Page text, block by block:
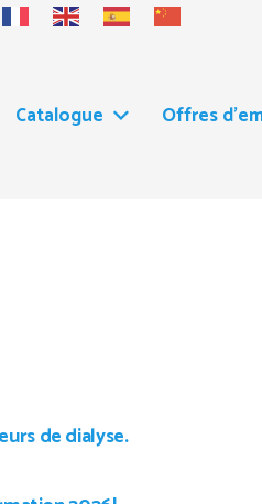
Catalogue Offres
de dialyse.